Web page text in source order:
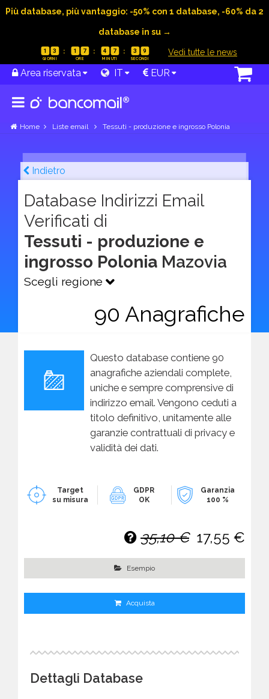
Più database, più vantaggio: -50% con 1 database, -60% da 2
database in su →
1 3 1 7 4 7 3 8 Vedi tutte le news
Area riservata IT EUR
Home Liste email Tessuti - produzione e ingrosso Polonia
Indietro
Database Indirizzi Email
Verificati di
Tessuti - produzione e
ingrosso Polonia Mazovia
Scegli regione
90 Anagrafiche
Questo database contiene 90
anagrafiche aziendali complete,
uniche e sempre comprensive di
indirizzo email. Vengono ceduti a
titolo definitivo, unitamente alle
garanzie contrattuali di privacy e
validità dei dati.
Target
su misura
GDPR
OK
Garanzia
100 %
35,10 € 17,55 €
Esempio
Acquista
Dettagli Database